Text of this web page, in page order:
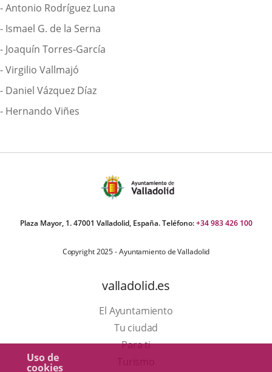
Uso de
cookies
- Antonio Rodríguez Luna
- Ismael G. de la Serna
- Joaquín Torres-García
- Virgilio Vallmajó
- Daniel Vázquez Díaz
- Hernando Viñes
Plaza Mayor, 1. 47001 Valladolid, España. Teléfono:+34 983 426 100
Copyright 2025 - Ayuntamiento de Valladolid
valladolid.es
El Ayuntamiento
Tu ciudad
Para ti